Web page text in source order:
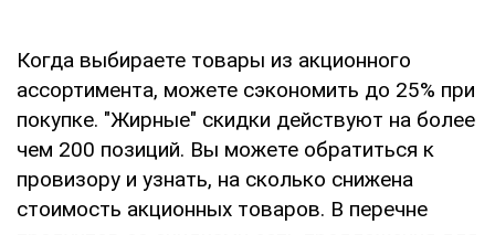
Когда выбираете товары из акционного
ассортимента, можете сэкономить до 25% при
покупке. "Жирные" скидки действуют на более
чем 200 позиций. Вы можете обратиться к
провизору и узнать, на сколько снижена
стоимость акционных товаров. В перечне